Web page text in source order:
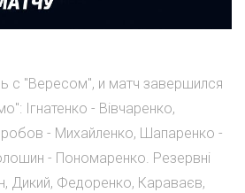
с "Вересом", и матч завершился
Ігнатенко - Вівчаренко,
- Михайленко, Шапаренко -
- Пономаренко. Резервні
Дикий, Федоренко, Караваєв,